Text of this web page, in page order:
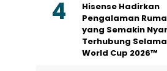
Hisense Hadirkan
Pengalaman
yang Semakin
Terhubung Selama
World Cup 2026™